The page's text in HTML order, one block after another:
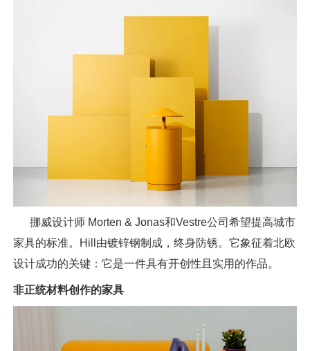
挪威设计师 Morten & Jonas和Vestre公司希望提高城市
家具的标准。Hill由镀锌钢制成，终身防锈。它象征着北欧
设计成功的关键：它是一件具有开创性且实用的作品。
非正统材料创作的家具